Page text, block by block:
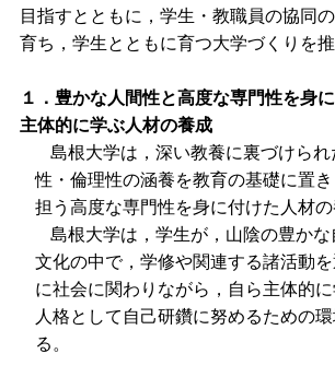
目指すとともに，学生・教職員の協同
育ち，学生とともに育つ大学づくりを推
１．豊かな人間性と高度な専門性を身
主体的に学ぶ人材の養成
島根大学は，深い教養に裏づけら
性・倫理性の涵養を教育の基礎に置
担う高度な専門性を身に付けた人材の
島根大学は，学生が，山陰の豊かな
文化の中で，学修や関連する諸活動
に社会に関わりながら，自ら主体的
人格として自己研鑽に努めるための
る。